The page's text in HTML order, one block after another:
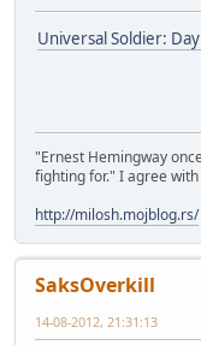
Universal Soldier:
"Ernest Hemingway
fighting for." I agree
http://milosh.mojblog.rs/
SaksOverkill
14-08-2012, 21:31:13